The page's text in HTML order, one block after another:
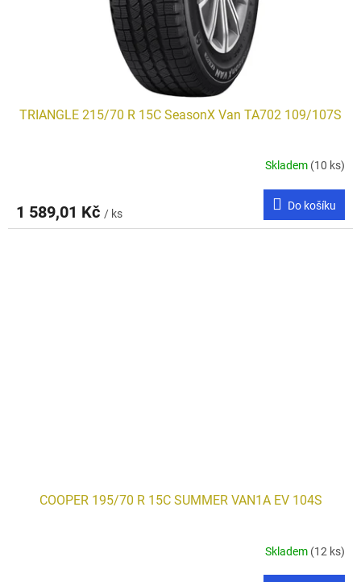
TRIANGLE 215/70 R 15C SeasonX Van TA702 109/107S
Skladem (10 ks)
1 589,01 Kč / ks
Do košíku
COOPER 195/70 R 15C SUMMER VAN1A EV 104S
Skladem (12 ks)